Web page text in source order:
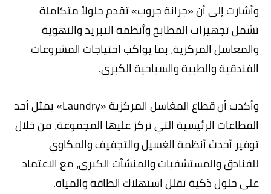
وأشارت إلى أن «جرانة جروب» تقدم حلولاً متكاملة
تشمل تجهيزات المطابخ وأنظمة التبريد والتهوية
والمغاسل المركزية، بما يواكب احتياجات المشروعات
الفندقية والطبية والسياحية الكبرى.
وأكدت أن قطاع المغاسل المركزية «Laundry» يمثل أحد
القطاعات الرئيسية التي تركز عليها المجموعة، من خلال
توفير أحدث أنظمة الغسيل والتجفيف والمكاوي
للفنادق والمستشفيات والمنشآت الكبرى، مع الاعتماد
على حلول ذكية تقلل استهلاك الطاقة والمياه.